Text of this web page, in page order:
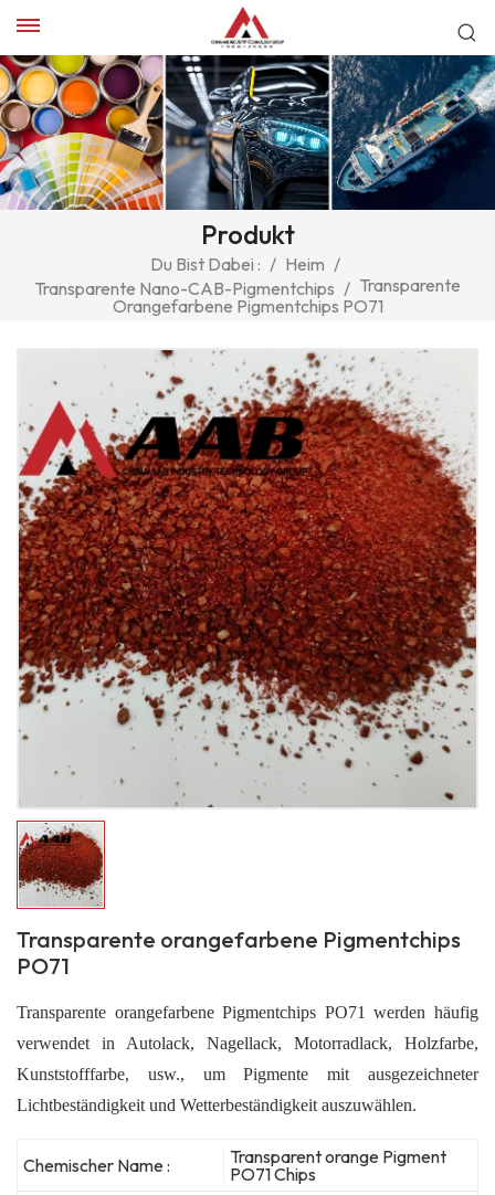
Produkt
Du Bist Dabei : / Heim /
Transparente Nano-CAB-Pigmentchips / Transparente
Orangefarbene Pigmentchips PO71
Transparente orangefarbene Pigmentchips
PO71
Transparente orangefarbene Pigmentchips PO71 werden häufig
verwendet in Autolack, Nagellack, Motorradlack, Holzfarbe,
Kunststofffarbe, usw., um Pigmente mit ausgezeichneter
Lichtbeständigkeit und Wetterbeständigkeit auszuwählen.
Chemischer Name :
Transparent orange Pigment
PO71 Chips